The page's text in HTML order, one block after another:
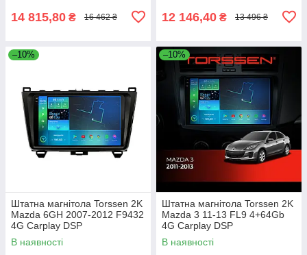
14 815,80 ₴ 16 462 ₴ 12 146,40 ₴ 13 496 ₴
–10%
Штатна магнітола Torssen 2K
Mazda 6GH 2007-2012 F9432
4G Carplay DSP
В наявності
–10%
Штатна магнітола Torssen 2K
Mazda 3 11-13 FL9 4+64Gb
4G Carplay DSP
В наявності